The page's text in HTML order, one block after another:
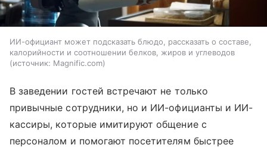
ИИ-официант может подсказать блюдо, рассказать о составе,
калорийности и соотношении белков, жиров и углеводов
источник: Magnific.com
В заведении гостей встречают не только
привычные сотрудники, но и ИИ-официанты и ИИ-
кассиры, которые имитируют общение с
персоналом и помогают посетителям быстрее